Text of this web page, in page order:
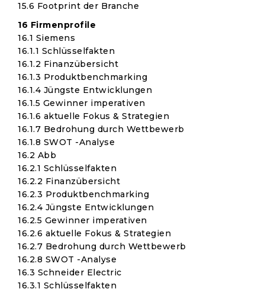
15.6 Footprint der Branche
16 Firmenprofile
16.1 Siemens
16.1.1 Schlüsselfakten
16.1.2 Finanzübersicht
16.1.3 Produktbenchmarking
16.1.4 Jüngste Entwicklungen
16.1.5 Gewinner imperativen
16.1.6 aktuelle Fokus & Strategien
16.1.7 Bedrohung durch Wettbewerb
16.1.8 SWOT -Analyse
16.2 Abb
16.2.1 Schlüsselfakten
16.2.2 Finanzübersicht
16.2.3 Produktbenchmarking
16.2.4 Jüngste Entwicklungen
16.2.5 Gewinner imperativen
16.2.6 aktuelle Fokus & Strategien
16.2.7 Bedrohung durch Wettbewerb
16.2.8 SWOT -Analyse
16.3 Schneider Electric
16.3.1 Schlüsselfakten